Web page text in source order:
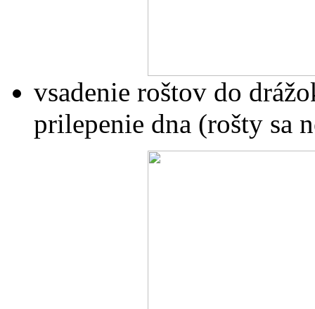
vsadenie roštov do
prilepenie dna (rošty sa